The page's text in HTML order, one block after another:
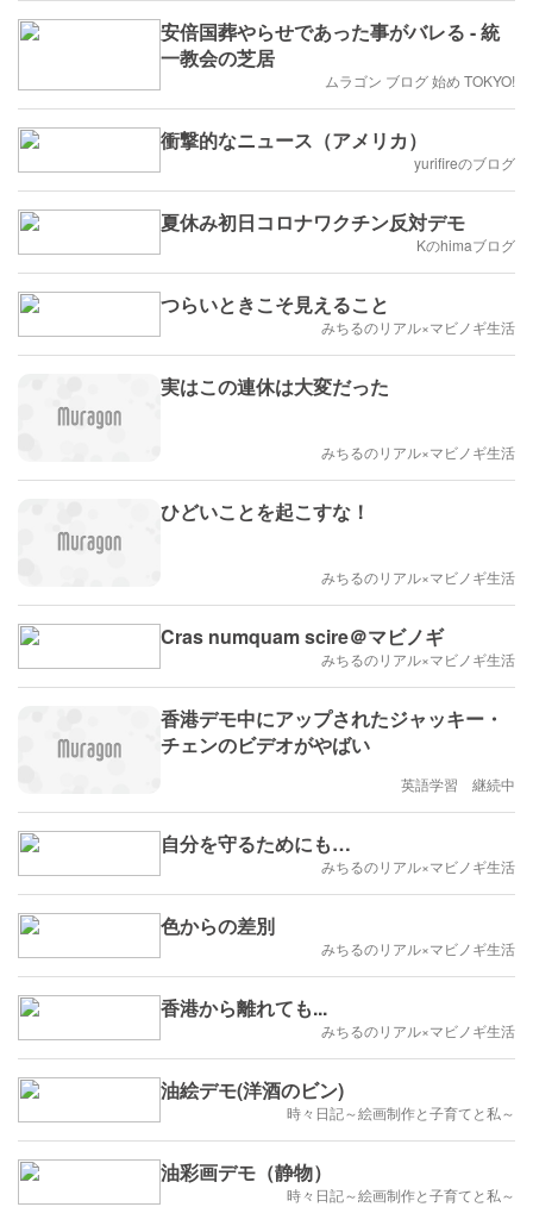
安倍国葬やらせであった事がバレる - 統
一教会の芝居
ムラゴン ブログ 始め TOKYO!
衝撃的なニュース（アメリカ）
yurifireのブログ
夏休み初日コロナワクチン反対デモ
Kのhimaブログ
つらいときこそ見えること
みちるのリアル×マビノギ生活
実はこの連休は大変だった
みちるのリアル×マビノギ生活
ひどいことを起こすな！
みちるのリアル×マビノギ生活
Cras numquam scire＠マビノギ
みちるのリアル×マビノギ生活
香港デモ中にアップされたジャッキー・
チェンのビデオがやばい
英語学習 継続中
自分を守るためにも…
みちるのリアル×マビノギ生活
色からの差別
みちるのリアル×マビノギ生活
香港から離れても...
みちるのリアル×マビノギ生活
油絵デモ(洋酒のビン)
時々日記～絵画制作と子育てと私～
油彩画デモ（静物）
時々日記～絵画制作と子育てと私～